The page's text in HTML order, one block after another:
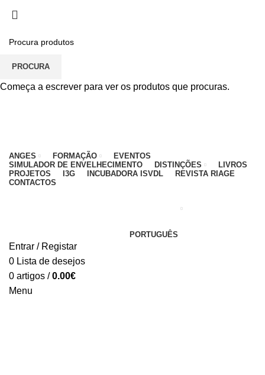
EDUCATIVO - 912 092 520 | GERAL - 911 997 434
(CHAMADA PARA REDE MÓVEL NACIONAL)
ANGES FORMAÇÃO
EVENTOS
SIMULADOR DE ENVELHECIMENTO
DISTINÇÕES
LIVROS
PROJETOS
I3G INCUBADORA ISVDL
REVISTA RIAGE
CONTACTOS
PORTUGUÊS
Entrar / Registar
0 Lista de desejos
0 artigos / 0.00€
Menu
PROCURA
Começa a escrever para ver os produtos que procuras.